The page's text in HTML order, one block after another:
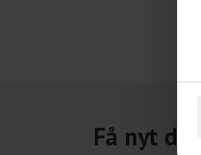
Få nyt